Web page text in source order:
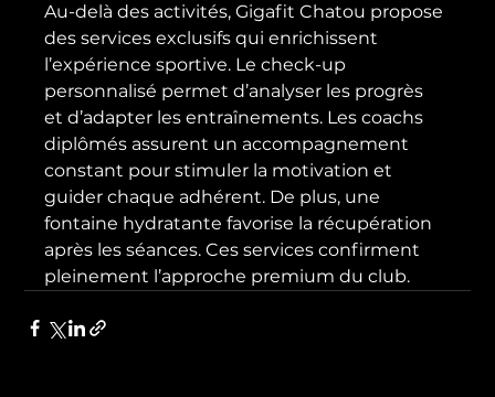
Au-delà des activités, Gigafit Chatou propose
des services exclusifs qui enrichissent
l’expérience sportive. Le check-up
personnalisé permet d’analyser les progrès
et d’adapter les entraînements. Les coachs
diplômés assurent un accompagnement
constant pour stimuler la motivation et
guider chaque adhérent. De plus, une
fontaine hydratante favorise la récupération
après les séances. Ces services confirment
pleinement l’approche premium du club.